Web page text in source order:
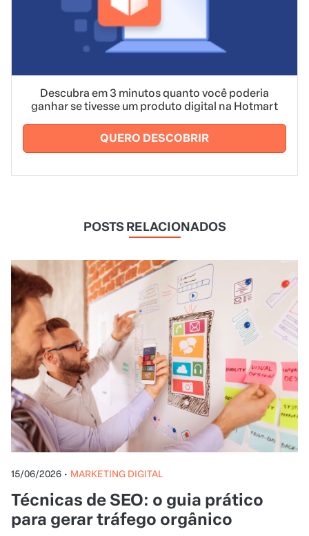
Descubra em 3 minutos quanto você poderia
ganhar se tivesse um produto digital na Hotmart
QUERO DESCOBRIR
POSTS RELACIONADOS
15/06/2026 • MARKETING DIGITAL
Técnicas de SEO: o guia prático
para gerar tráfego orgânico